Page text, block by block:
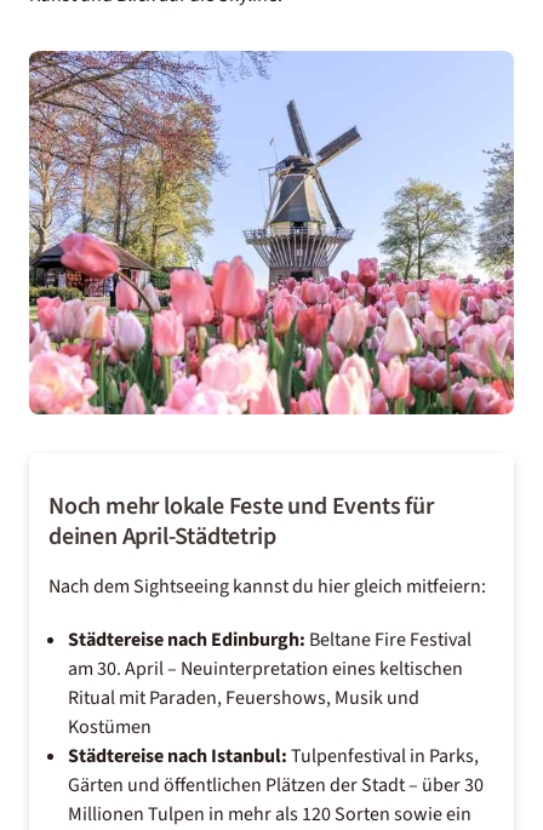
Noch mehr lokale Feste und Events für
deinen April-Städtetrip
Nach dem Sightseeing kannst du hier gleich mitfeiern:
Städtereise nach Edinburgh: Beltane Fire Festival
am 30. April – Neuinterpretation eines keltischen
Ritual mit Paraden, Feuershows, Musik und
Kostümen
Städtereise nach Istanbul:Tulpenfestival in Parks,
Gärten und öffentlichen Plätzen der Stadt – über 30
Millionen Tulpen in mehr als 120 Sorten sowie ein